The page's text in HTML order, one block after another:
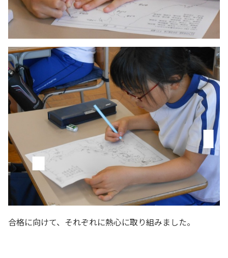
合格に向けて、それぞれに熱心に取り組みました。